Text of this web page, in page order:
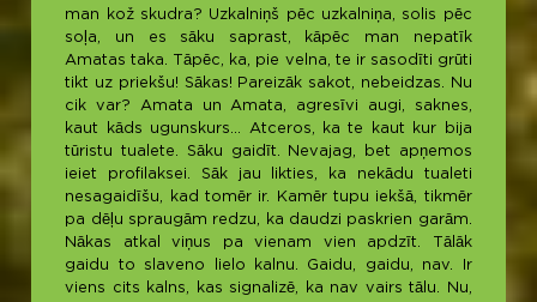
man kož skudra? Uzkalniņš pēc uzkalniņa, solis pēc
soļa, un es sāku saprast, kāpēc man nepatīk
Amatas taka. Tāpēc, ka, pie velna, te ir sasodīti grūti
tikt uz priekšu! Sākas! Pareizāk sakot, nebeidzas. Nu
cik var? Amata un Amata, agresīvi augi, saknes,
kaut kāds ugunskurs… Atceros, ka te kaut kur bija
tūristu tualete. Sāku gaidīt. Nevajag, bet apņemos
ieiet profilaksei. Sāk jau likties, ka nekādu tualeti
nesagaidīšu, kad tomēr ir. Kamēr tupu iekšā, tikmēr
pa dēļu spraugām redzu, ka daudzi paskrien garām.
Nākas atkal viņus pa vienam vien apdzīt. Tālāk
gaidu to slaveno lielo kalnu. Gaidu, gaidu, nav. Ir
viens cits kalns, kas signalizē, ka nav vairs tālu. Nu,